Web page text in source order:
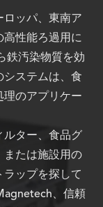
ロッパ、東南ア
高性能ろ過用に
鉄汚染物質を効
システムは、食
理のアプリケー
ルター、食品グ
または施設用の
ラップを探して
、信頼